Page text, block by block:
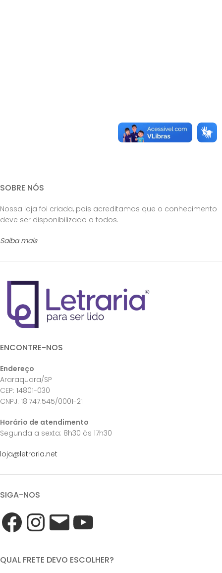
SOBRE NÓS
Nossa loja foi criada, pois acreditamos que o conhecimento
deve ser disponibilizado a todos.
Saiba mais
ENCONTRE-NOS
Endereço
Araraquara/SP
CEP: 14801-030
CNPJ: 18.747.545/0001-21
Horário de atendimento
Segunda a sexta: 8h30 às 17h30
loja@letraria.net
SIGA-NOS
QUAL FRETE DEVO ESCOLHER?